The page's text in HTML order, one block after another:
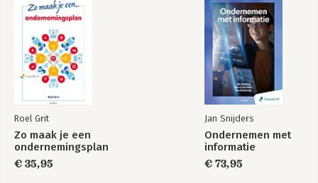
Roel Grit
Zo maak je een
ondernemingsplan
€ 35,95
Jan Snijders
Ondernemen met
informatie
€ 73,95